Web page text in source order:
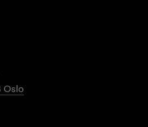
Oslo